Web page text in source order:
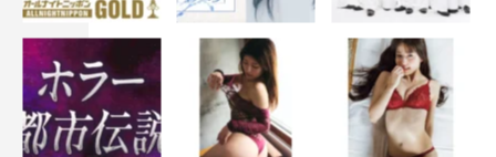
ディーン・フジオカ 北村匠海
千葉雄大 吉高由里子